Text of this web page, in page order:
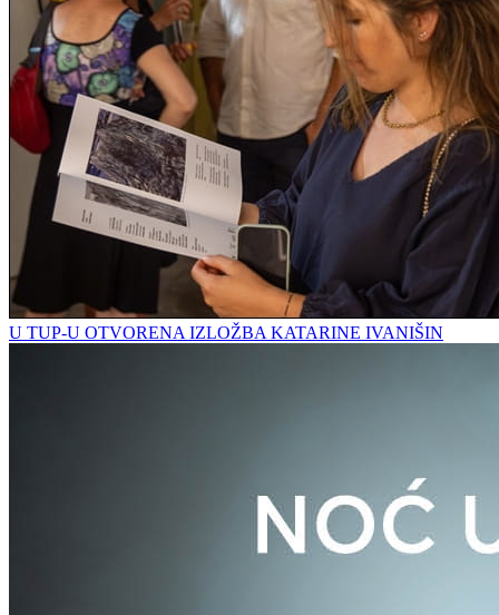
U TUP-U OTVORENA IZLOŽBA KATARINE IVANIŠIN